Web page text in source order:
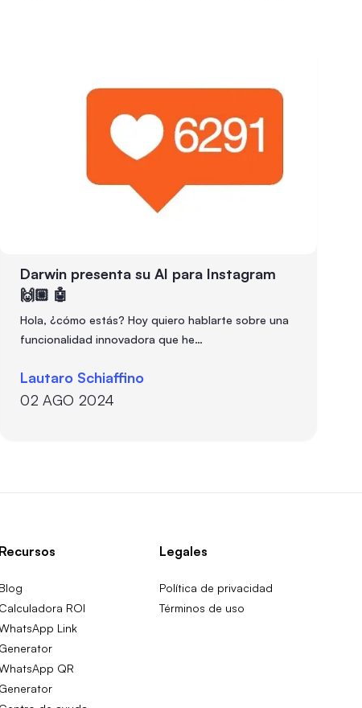
Darwin presenta su AI para Instagram
🙌🏼 🤖
Hola, ¿cómo estás? Hoy quiero hablarte sobre una
funcionalidad innovadora que he…
Lautaro Schiaffino
02 AGO 2024
Recursos
Blog
Calculadora ROI
Link
Generator
QR
Generator
Legales
Política de privacidad
Términos de uso